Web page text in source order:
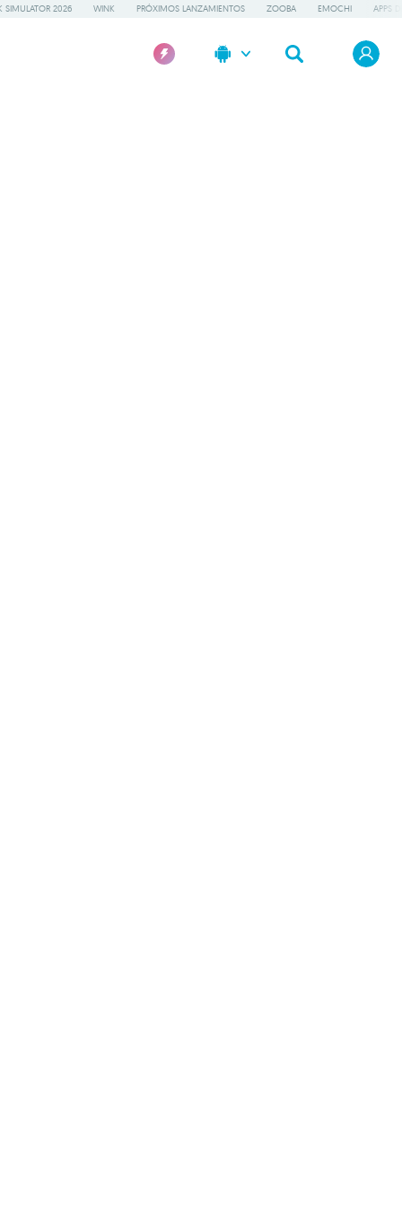
SIMULATOR 2026 WINK PRÓXIMOS LANZAMIENTOS ZOOBA EMOCHI APPS